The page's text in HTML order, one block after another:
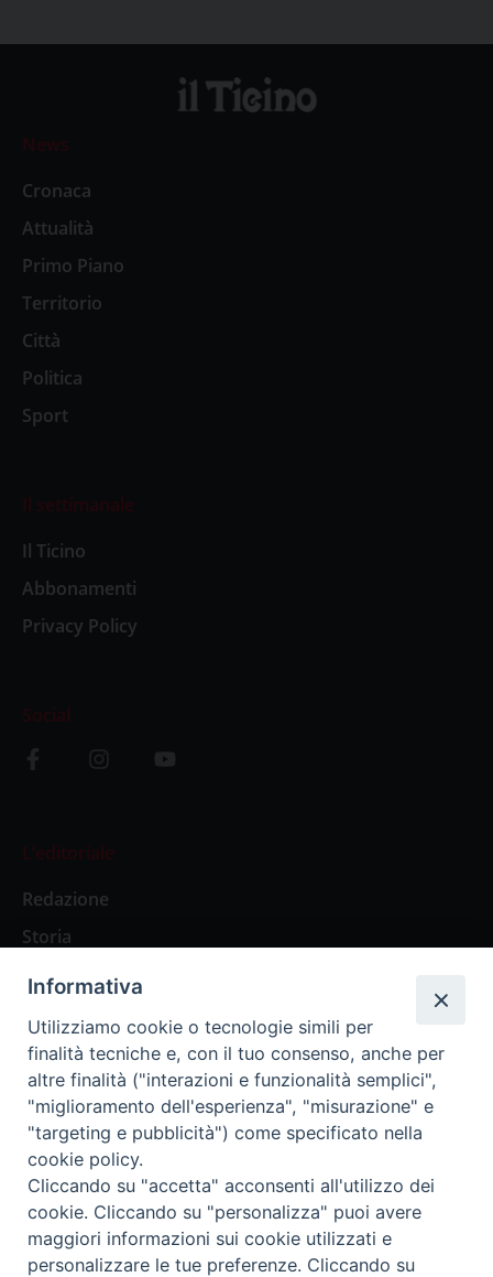
News
Cronaca
Attualità
Primo Piano
Territorio
Città
Politica
Sport
Il settimanale
Il Ticino
Abbonamenti
Privacy Policy
Social
L’editoriale
Redazione
Storia
Abbonamenti
Abbonamento Annuale Digitale
Abbonamento Annuale Cartaceo
Abbonamento Singola Copia Digitale
Informativa
Utilizziamo cookie o tecnologie simili per
finalità tecniche e, con il tuo consenso, anche per
altre finalità ("interazioni e funzionalità semplici",
"miglioramento dell'esperienza", "misurazione" e
"targeting e pubblicità") come specificato nella
cookie policy.
Cliccando su "accetta" acconsenti all'utilizzo dei
cookie. Cliccando su "personalizza" puoi avere
maggiori informazioni sui cookie utilizzati e
personalizzare le tue preferenze. Cliccando su